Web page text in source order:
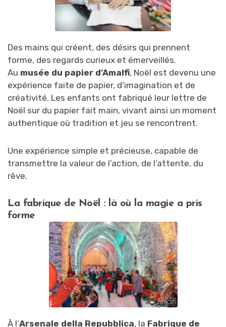
Des mains qui créent, des désirs qui prennent
forme, des regards curieux et émerveillés.
Au musée du papier d’Amalfi, Noël est devenu une
expérience faite de papier, d’imagination et de
créativité. Les enfants ont fabriqué leur lettre de
Noël sur du papier fait main, vivant ainsi un moment
authentique où tradition et jeu se rencontrent.
Une expérience simple et précieuse, capable de
transmettre la valeur de l’action, de l’attente, du
rêve.
La fabrique de Noël : là où la magie a pris
forme
À l’Arsenale della Repubblica, la Fabrique de